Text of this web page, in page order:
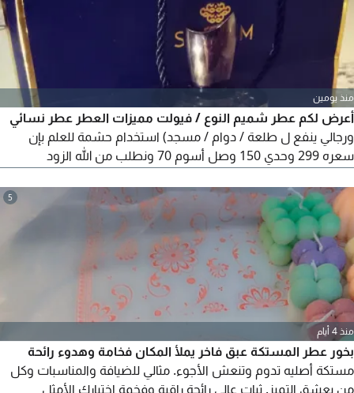
منذ يومين
أعرض لكم عطر شميم النوع / فيولت مميزات العطر عطر نسائي
ورجالي ينفع ل طلعة / دوام / مسجد) استخدام حشمة للعلم بإن
سعره 299 وحدي 150 وصل أسوم 70 ونطلب من الله الزود
5
منذ 4 أيام
بخور عطر المستكة عبق فاخر يملأ المكان فخامة وهدوء رائحة
مستكة أصليه تدوم وتنعش الأجوء. مثالي للضيافة والمناسبات وكل
من يعشق التميز. ثبات عالي رائحة راقية وفخمة اختيارك الأمثل